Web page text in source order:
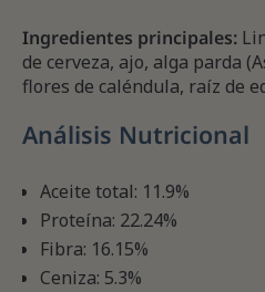
Ingredientes principales:
de cerveza, ajo, alga parda
flores de caléndula, raíz de
Análisis Nutricional
Aceite total: 11.9%
Proteína: 22.24%
Fibra: 16.15%
Ceniza: 5.3%